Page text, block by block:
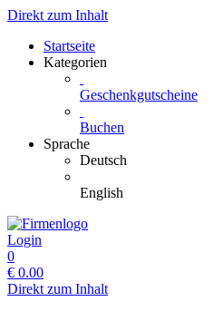
Direkt zum Inhalt
Startseite
Kategorien
Geschenkgutscheine
Buchen
Sprache
Deutsch
English
Login
0
€ 0.00
Direkt zum Inhalt